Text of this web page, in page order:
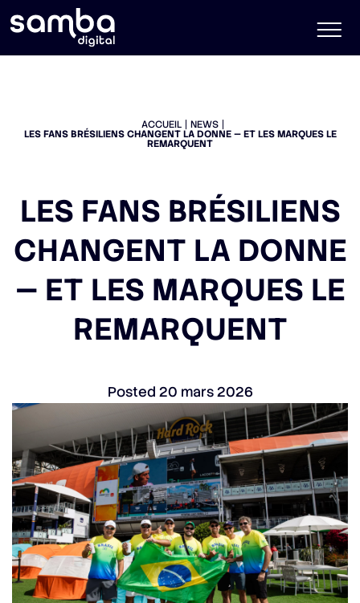
ACCUEIL NEWS
LES FANS BRÉSILIENS CHANGENT LA DONNE — ET LES MARQUES LE
REMARQUENT
LES FANS BRÉSILIENS
CHANGENT LA DONNE
— ET LES MARQUES LE
REMARQUENT
Posted 20 mars 2026